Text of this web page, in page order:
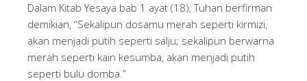
Dalam Kitab Yesaya bab 1 ayat (18), Tuhan berfirman
demikian, “Sekalipun dosamu merah seperti kirmizi,
akan menjadi putih seperti salju; sekalipun berwarna
merah seperti kain kesumba, akan menjadi putih
seperti bulu domba.”